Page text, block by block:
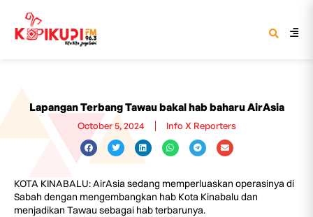
Lapangan Terbang Tawau bakal hab baharu AirAsia
October 5, 2024 Info X Reporters
KOTA KINABALU: AirAsia sedang memperluaskan operasinya di
Sabah dengan mengembangkan hab Kota Kinabalu dan
menjadikan Tawau sebagai hab terbarunya.